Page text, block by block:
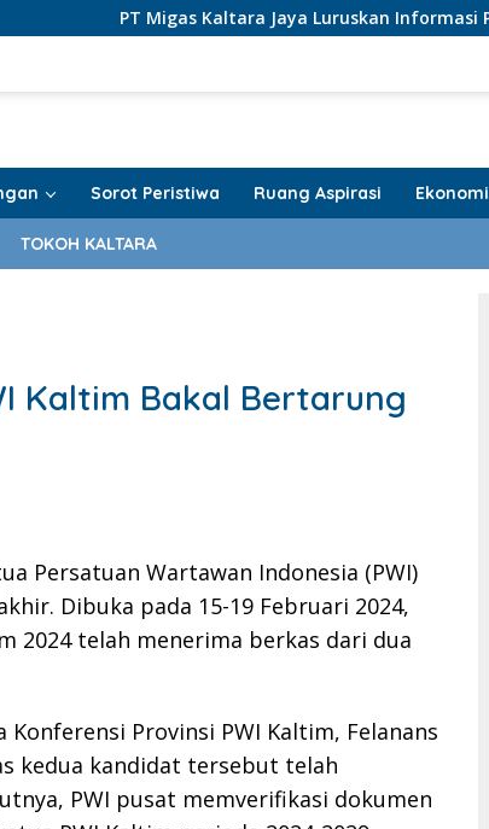
Kaltara Jaya Luruskan Informasi PI Tarakan Offshore
Sorot Peristiwa Ruang Aspirasi Ekonomi
TOKOH KALTARA
Kaltim Bakal Bertarung
Persatuan Wartawan Indonesia (PWI)
Dibuka pada 15-19 Februari 2024,
2024 telah menerima berkas dari dua
Konferensi Provinsi PWI Kaltim, Felanans
kedua kandidat tersebut telah
PWI pusat memverifikasi dokumen